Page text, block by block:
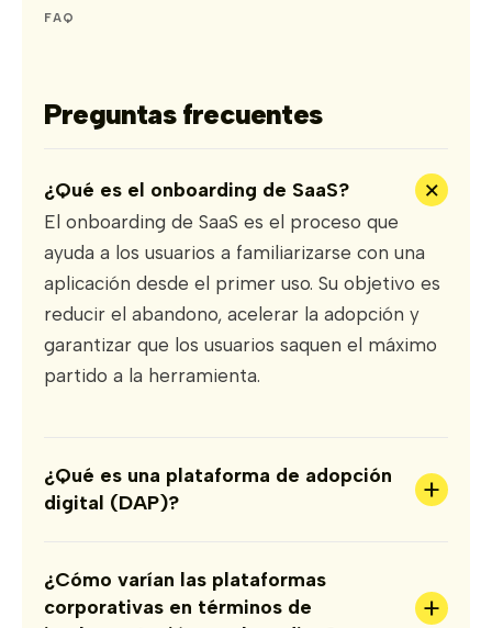
FAQ
Preguntas frecuentes
¿Qué es el onboarding de SaaS? +
El onboarding de SaaS es el proceso que
ayuda a los usuarios a familiarizarse con una
aplicación desde el primer uso. Su objetivo es
reducir el abandono, acelerar la adopción y
garantizar que los usuarios saquen el máximo
partido a la herramienta.
¿Qué es una plataforma de adopción
digital (DAP)?
+
¿Cómo varían las plataformas
corporativas en términos de
+